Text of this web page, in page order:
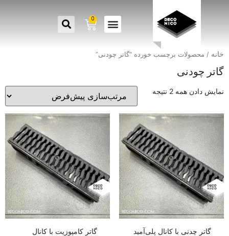
0
خانه / محصولات برچسب خورده “گاتر چودنی”
گاتر چودنی
نمایش دادن همه 2 نتیجه
گاتر چدنی با کانال پلی‌آمید
گاتر کامپوزیت با کانال